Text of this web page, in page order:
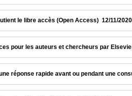
soutient le libre accès (Open
pour les auteurs et chercheurs
une réponse rapide avant ou